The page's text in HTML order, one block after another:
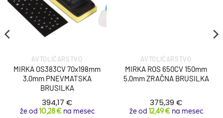
AVTOLIČARSTVO
MIRKA OS383CV 70x198mm
3,0mm PNEVMATSKA
BRUSILKA
394,17 €
že od 10,28 €na mesec
AVTOLIČARSTVO
MIRKA ROS 650CV 150mm
5,0mm ZRAČNA BRUSILKA
375,39 €
že od 12,49 €na mesec